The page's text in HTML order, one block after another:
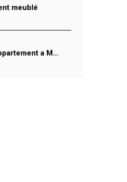
meublé
a M...